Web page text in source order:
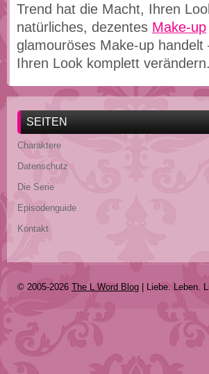
Trend hat die Macht, Ihren
natürliches, dezentes Make-up
glamouröses Make-up
Ihren Look komplett verändern.
SEITEN
Charaktere
Datenschutz
Die Serie
Episodenguide
Kontakt
© 2005-2026 The L Word Blog | Liebe. Leben.